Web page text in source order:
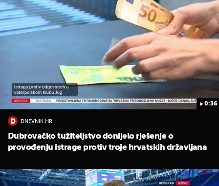
0:36
DNEVNIK.HR
Dubrovačko tužiteljstvo donijelo rješenje o
provođenju istrage protiv troje hrvatskih državljana